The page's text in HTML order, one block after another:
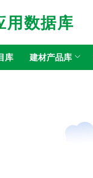
用数据库
库 建材产品库